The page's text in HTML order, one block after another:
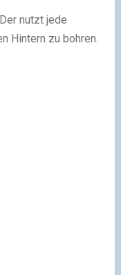
nutzt jede
Hintern zu bohren.